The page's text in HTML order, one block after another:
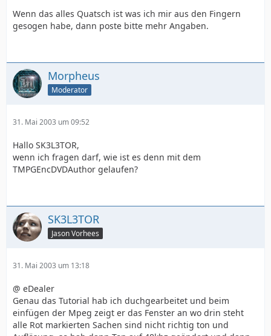
Wenn das alles Quatsch ist was ich mir aus den Fingern
gesogen habe, dann poste bitte mehr Angaben.
Morpheus
Moderator
31. Mai 2003 um 09:52
Hallo SK3L3TOR,
wenn ich fragen darf, wie ist es denn mit dem
TMPGEncDVDAuthor gelaufen?
SK3L3TOR
Jason Vorhees
31. Mai 2003 um 13:18
@ eDealer
Genau das Tutorial hab ich duchgearbeitet und beim
einfügen der Mpeg zeigt er das Fenster an wo drin steht
alle Rot markierten Sachen sind nicht richtig ton und